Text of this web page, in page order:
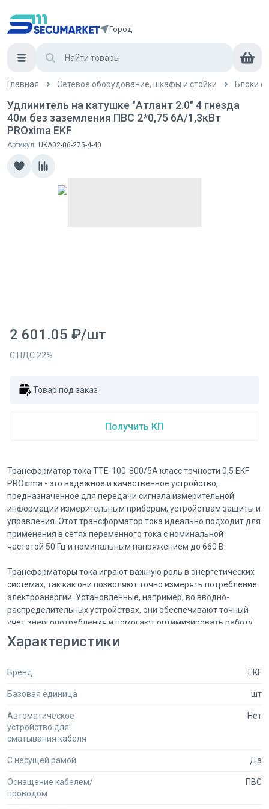
Город
Главная Сетевое оборудование, шкафы и стойки Блоки
Удлинитель на катушке "Атлант 2.0" 4 гнезда
40м без заземления ПВС 2*0,75 6А/1,3кВт
PROxima EKF
Артикул: UKA02-06-275-4-40
2 601.05 ₽/шт
С НДС 22%
Товар под заказ
Получить КП
Трансформатор тока ТТЕ-100-800/5А класс точности 0,5 EKF
PROxima - это надежное и качественное устройство,
предназначенное для передачи сигнала измерительной
информации измерительным приборам, устройствам защиты и
управления. Этот трансформатор тока идеально подходит для
применения в сетях переменного тока с номинальной
частотой 50 Гц и номинальным напряжением до 660 В.
Трансформаторы тока играют важную роль в энергетических
системах, так как они позволяют точно измерять потребление
электроэнергии. Установленные, например, во вводно-
распределительных устройствах, они обеспечивают точный
учет энергопотребления и помогают оптимизировать работу
электрооборудования.
высокой точностью измерений и надежностью в работе.
которых он изготовлен, этот трансформатор тока
обеспечивает стабильную и точную передачу сигнала
измерительным приборам.
легко устанавливается и обслуживается, что делает его
надежное крепление, что обеспечивает простоту монтажа в
различных электрических системах.
Характеристики
Бренд EKF
Базовая единица шт
Автоматическое
устройство для
сматывания кабеля
Нет
С несущей рамой Да
Оснащение кабелем/
проводом
ПВС